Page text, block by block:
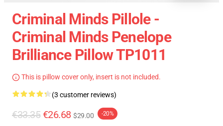
Criminal Minds Pillole -
Criminal Minds Penelope
Brilliance Pillow TP1011
This is pillow cover only, insert is not included.
(3 customer reviews)
€33.35 €26.68 $29.00 -20%